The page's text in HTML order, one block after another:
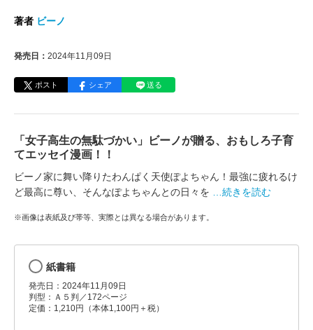
著者 ビーノ
発売日： 2024年11月09日
ポスト シェア 送る
「女子高生の無駄づかい」ビーノが贈る、おもしろ子育
てエッセイ漫画！！
ビーノ家に舞い降りたわんぱく天使ぽよちゃん！最強に疲れるけ
ど最高に尊い、そんなぽよちゃんとの日々を
…続きを読む
※画像は表紙及び帯等、実際とは異なる場合があります。
紙書籍
発売日：2024年11月09日
判型：Ａ５判／172ページ
定価：1,210円（本体1,100円＋税）